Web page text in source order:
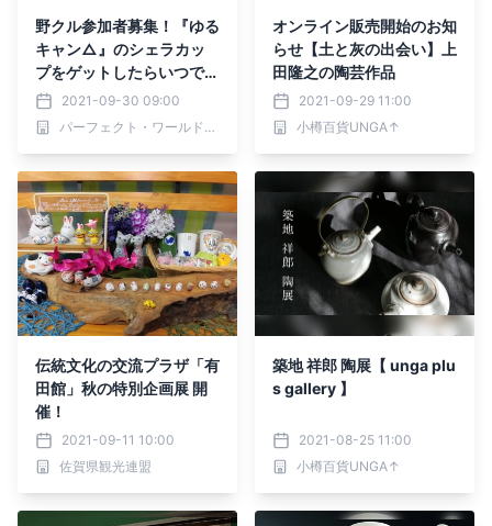
野クル参加者募集！『ゆる
キャン△』のシェラカッ
プをゲットしたらいつでも
どこでもキャンプ気分が味
わえるよ♪
2021-09-30 09:00
パーフェクト・ワールド株式会社
オンライン販売開始のお知
らせ【土と灰の出会い】上
田隆之の陶芸作品
2021-09-29 11:00
小樽百貨UNGA↑
伝統文化の交流プラザ「有
田館」秋の特別企画展 開
催！
2021-09-11 10:00
佐賀県観光連盟
築地 祥郎 陶展【 unga plu
s gallery 】
2021-08-25 11:00
小樽百貨UNGA↑